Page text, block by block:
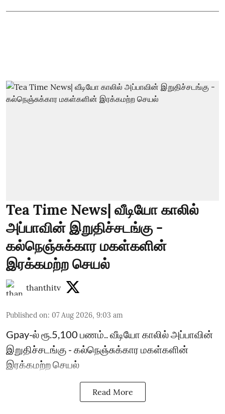
Tea Time News| வீடியோ காலில்
அப்பாவின் இறுதிச்சடங்கு -
கல்நெஞ்சுக்கார மகள்களின்
இரக்கமற்ற செயல்
thanthitv
Published on: 07 Aug 2026, 9:03 am
Gpay-ல் ரூ.5,100 பணம்.. வீடியோ காலில் அப்பாவின்
இறுதிச்சடங்கு - கல்நெஞ்சுக்கார மகள்களின்
இரக்கமற்ற செயல்
Read More